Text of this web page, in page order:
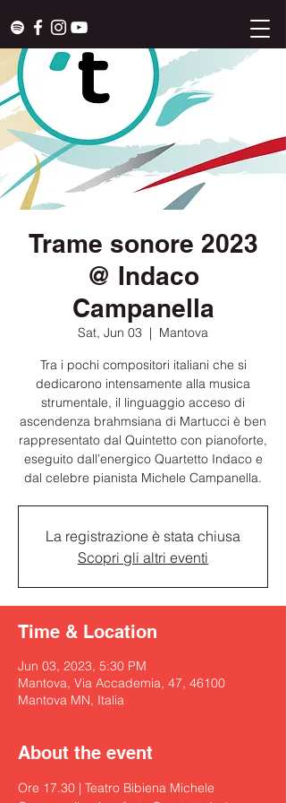
Trame sonore 2023
@ Indaco
Campanella
Sat, Jun 03
  |
Mantova
Tra i pochi compositori italiani che si
dedicarono intensamente alla musica
strumentale, il linguaggio acceso di
ascendenza brahmsiana di Martucci è ben
rappresentato dal Quintetto con pianoforte,
eseguito dall’energico Quartetto Indaco e
dal celebre pianista Michele Campanella.
La registrazione è stata chiusa
Scopri gli altri eventi
Time & Location
Jun 03, 2023, 5:30 PM
Mantova, Via Accademia, 47, 46100
Mantova MN, Italia
About the event
Ore 17.30 | Teatro Bibiena Michele